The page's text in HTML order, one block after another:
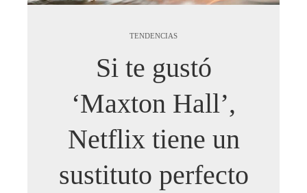
TENDENCIAS
Si te gustó
‘Maxton Hall’,
Netflix tiene un
sustituto perfecto